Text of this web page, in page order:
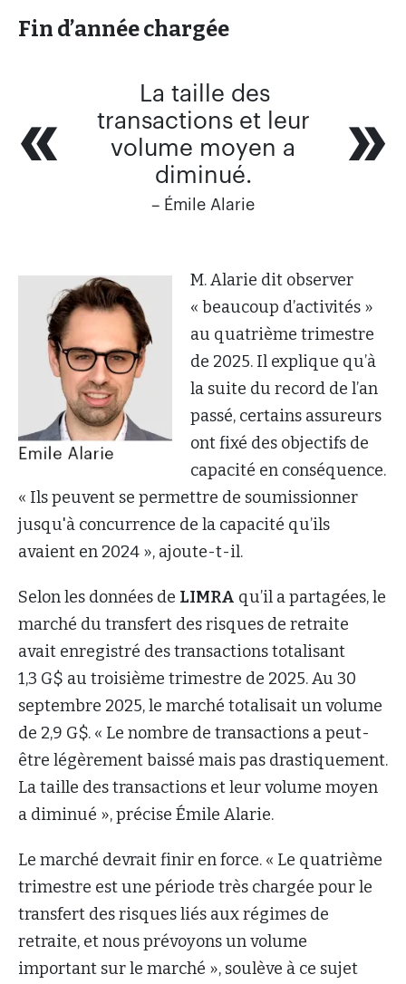
Fin d’année chargée
La taille des
transactions et leur
volume moyen a
diminué.
– Émile Alarie
M. Alarie dit observer
« beaucoup d’activités »
au quatrième trimestre
de 2025. Il explique qu’à
la suite du record de l’an
passé, certains assureurs
ont fixé des objectifs de
capacité en conséquence.
« Ils peuvent se permettre de soumissionner
jusqu'à concurrence de la capacité qu’ils
avaient en 2024 », ajoute-t-il.
Selon les données de LIMRA qu’il a partagées, le
marché du transfert des risques de retraite
avait enregistré des transactions totalisant
1,3 G$ au troisième trimestre de 2025. Au 30
septembre 2025, le marché totalisait un volume
de 2,9 G$. « Le nombre de transactions a peut-
être légèrement baissé mais pas drastiquement.
La taille des transactions et leur volume moyen
a diminué », précise Émile Alarie.
Le marché devrait finir en force. « Le quatrième
trimestre est une période très chargée pour le
transfert des risques liés aux régimes de
retraite, et nous prévoyons un volume
important sur le marché », soulève à ce sujet